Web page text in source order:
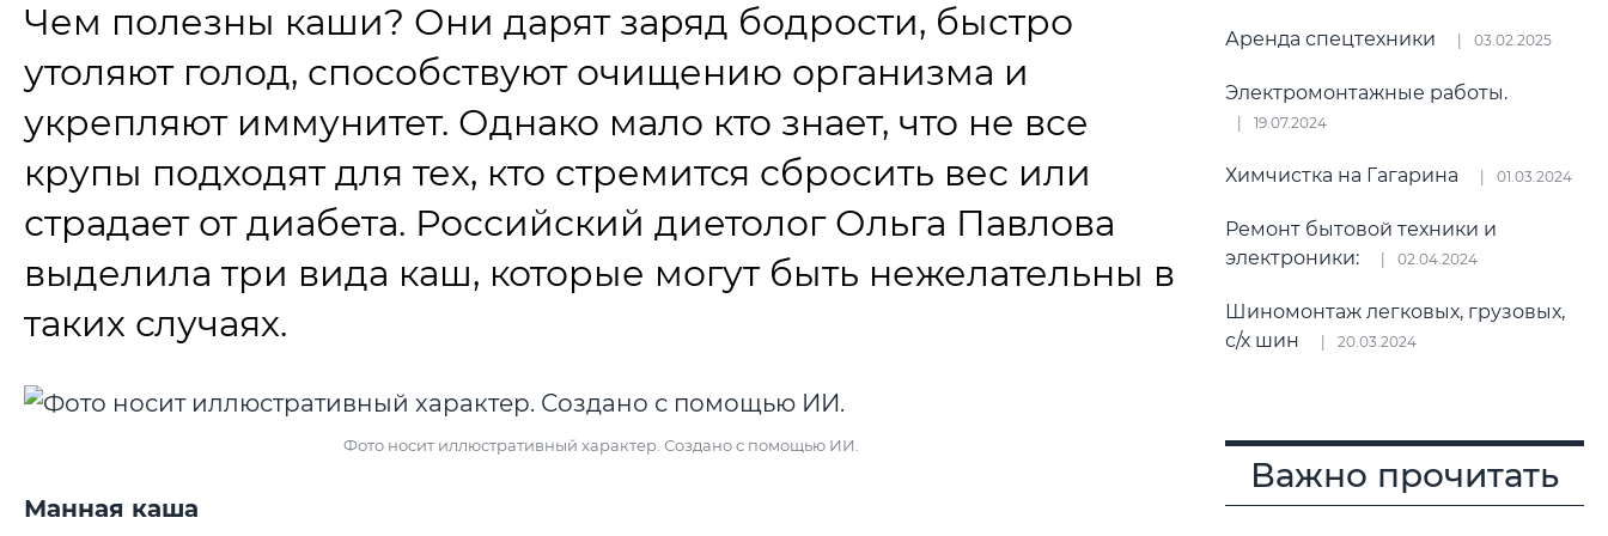
Чем полезны каши? Они дарят заряд бодрости, быстро
утоляют голод, способствуют очищению организма и
укрепляют иммунитет. Однако мало кто знает, что не все
крупы подходят для тех, кто стремится сбросить вес или
страдает от диабета. Российский диетолог Ольга Павлова
выделила три вида каш, которые могут быть нежелательны в
таких случаях.
Фото носит иллюстративный характер. Создано с помощью ИИ.
Манная каша
Аренда спецтехники 03.02.2025
Электромонтажные работы.
19.07.2024
Химчистка на Гагарина 01.03.2024
Ремонт бытовой техники и
электроники:
02.04.2024
Шиномонтаж легковых, грузовых,
с/х шин
20.03.2024
Важно прочитать